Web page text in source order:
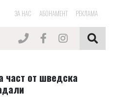
ЗА НАС АБОНАМЕНТ РЕКЛАМА
част от шведска